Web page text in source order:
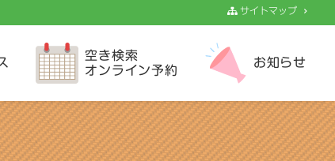
サイトマップ
空き検索
オンライン予約
お知らせ